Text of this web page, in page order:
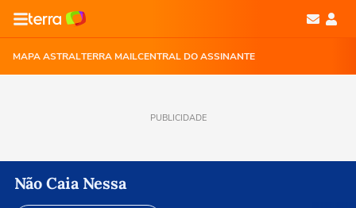
MAPA ASTRALTERRA MAILCENTRAL DO ASSINANTE
PUBLICIDADE
Não Caia Nessa